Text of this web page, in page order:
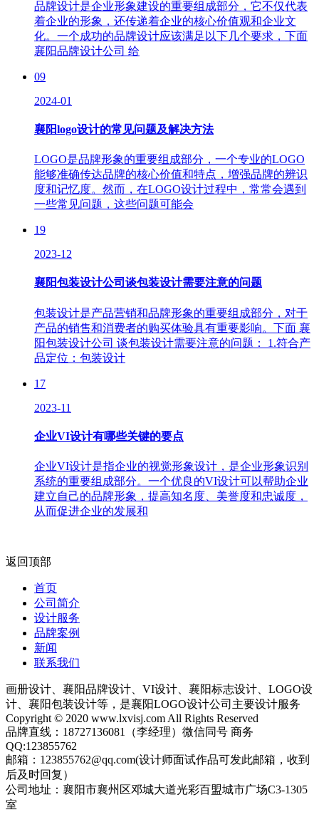
品牌设计是企业形象建设的重要组成部分，它不仅代表
着企业的形象，还传递着企业的核心价值观和企业文
化。一个成功的品牌设计应该满足以下几个要求，下面
襄阳品牌设计公司 给
09
2024-01
襄阳logo设计的常见问题及解决方法
LOGO是品牌形象的重要组成部分，一个专业的LOGO
能够准确传达品牌的核心价值和特点，增强品牌的辨识
度和记忆度。然而，在LOGO设计过程中，常常会遇到
一些常见问题，这些问题可能会
19
2023-12
襄阳包装设计公司谈包装设计需要注意的问题
包装设计是产品营销和品牌形象的重要组成部分，对于
产品的销售和消费者的购买体验具有重要影响。下面 襄
阳包装设计公司 谈包装设计需要注意的问题： 1.符合产
品定位：包装设计
17
2023-11
企业VI设计有哪些关键的要点
企业VI设计是指企业的视觉形象设计，是企业形象识别
系统的重要组成部分。一个优良的VI设计可以帮助企业
建立自己的品牌形象，提高知名度、美誉度和忠诚度，
从而促进企业的发展和
返回顶部
首页
公司简介
设计服务
品牌案例
新闻
联系我们
画册设计、襄阳品牌设计、VI设计、襄阳标志设计、LOGO设
计、襄阳包装设计等，是襄阳LOGO设计公司主要设计服务
Copyright © 2020 www.lxvisj.com All Rights Reserved
品牌直线：18727136081（李经理）微信同号 商务
QQ:123855762
邮箱：123855762@qq.com(设计师面试作品可发此邮箱，收到
后及时回复）
公司地址：襄阳市襄州区邓城大道光彩百盟城市广场C3-1305
室